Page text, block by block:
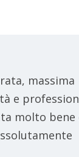
massima
e
molto bene